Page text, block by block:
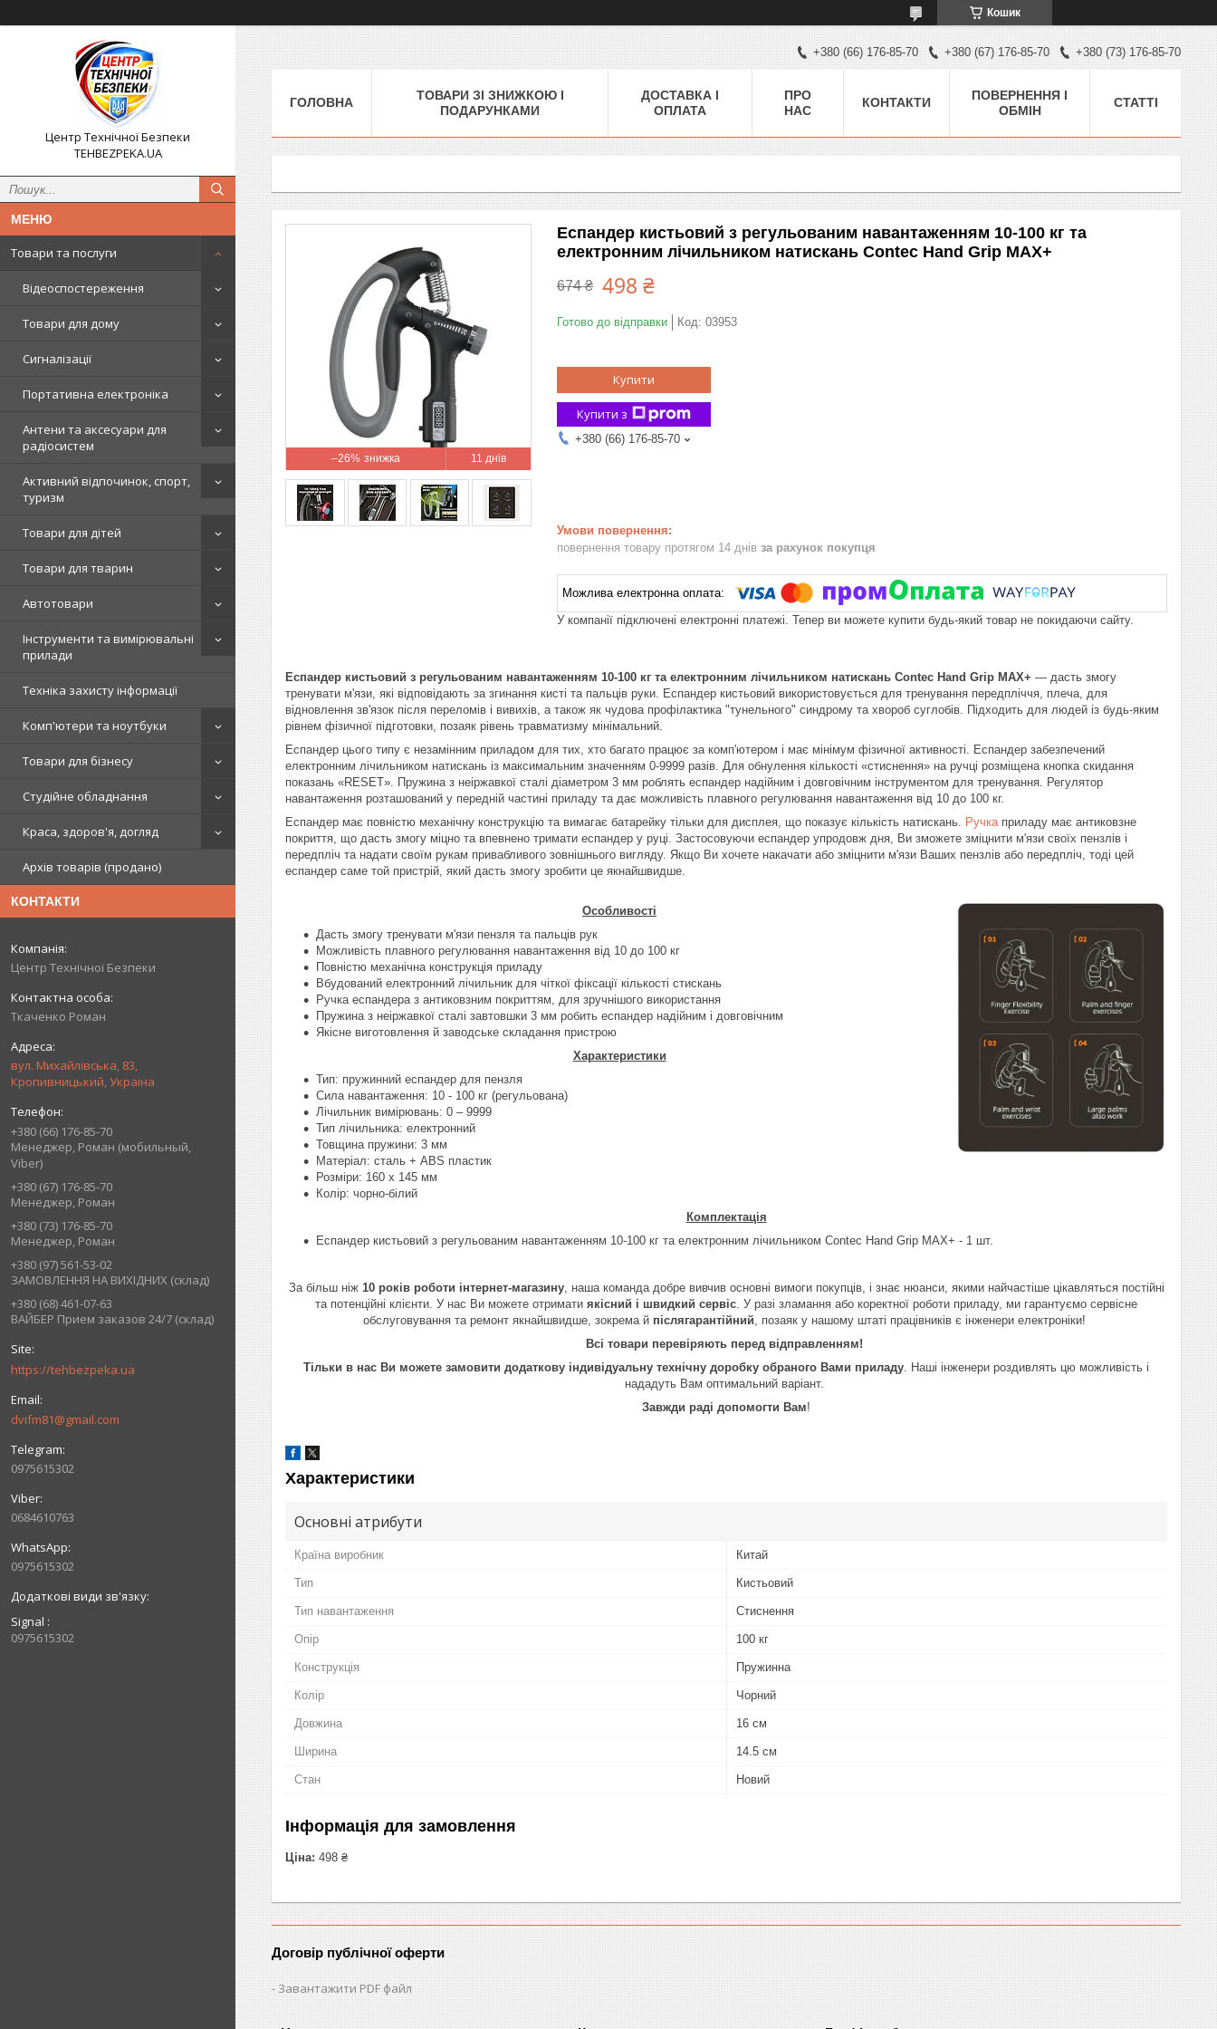
Кошик
Центр Технічної Безпеки
TEHBEZPEKA.UA
Товари та послуги
Відеоспостереження
Товари для дому
Сигналізації
Портативна електроніка
Антени та аксесуари для
радіосистем
Активний відпочинок, спорт,
туризм
Товари для дітей
Товари для тварин
Автотовари
Інструменти та вимірювальні
прилади
Техніка захисту інформації
Комп'ютери та ноутбуки
Товари для бізнесу
Студійне обладнання
Краса, здоров'я, догляд
Архів товарів (продано)
КОНТАКТИ
Центр Технічної Безпеки
Ткаченко Роман
вул. Михайлівська, 83,
Кропивницький, Україна
+380 (66) 176-85-70
Менеджер, Роман (мобильный,
Viber)
+380 (67) 176-85-70
Менеджер, Роман
+380 (73) 176-85-70
Менеджер, Роман
+380 (97) 561-53-02
ЗАМОВЛЕННЯ НА ВИХІДНИХ (склад)
+380 (68) 461-07-63
ВАЙБЕР Прием заказов 24/7 (склад)
https://tehbezpeka.ua
dvifm81@gmail.com
0975615302
0684610763
0975615302
Signal
0975615302
+380 (66) 176-85-70 +380 (67) 176-85-70 +380 (73) 176-85-70
ГОЛОВНА
ТОВАРИ ЗІ ЗНИЖКОЮ І
ПОДАРУНКАМИ
ДОСТАВКА І
ОПЛАТА
ПРО
НАС
КОНТАКТИ
ПОВЕРНЕННЯ І
ОБМІН
СТАТТІ
–26% 11 днів
Еспандер кистьовий з регульованим навантаженням 10-100 кг та
електронним лічильником натискань Contec Hand Grip MAX+
674 ₴ 498 ₴
Готово до відправки Код: 03953
Купити
Купити з
+380 (66) 176-85-70
повернення товару протягом 14 днів за рахунок покупця
У компанії підключені електронні платежі. Тепер ви можете купити будь-який товар не покидаючи сайту.
Еспандер кистьовий з регульованим навантаженням 10-100 кг та електронним лічильником натискань Contec Hand Grip MAX+ — дасть змогу
тренувати м'язи, які відповідають за згинання кисті та пальців руки. Еспандер кистьовий використовується для тренування передпліччя, плеча, для
відновлення зв'язок після переломів і вивихів, а також як чудова профілактика "тунельного" синдрому та хвороб суглобів. Підходить для людей із будь-яким
рівнем фізичної підготовки, позаяк рівень травматизму мінімальний.
Еспандер цього типу є незамінним приладом для тих, хто багато працює за комп'ютером і має мінімум фізичної активності. Еспандер забезпечений
електронним лічильником натискань із максимальним значенням 0-9999 разів. Для обнулення кількості «стиснення» на ручці розміщена кнопка скидання
показань «RESET». Пружина з неіржавкої сталі діаметром 3 мм роблять еспандер надійним і довговічним інструментом для тренування. Регулятор
навантаження розташований у передній частині приладу та дає можливість плавного регулювання навантаження від 10 до 100 кг.
Еспандер має повністю механічну конструкцію та вимагає батарейку тільки для дисплея, що показує кількість натискань.
Ручка приладу має антиковзне
покриття, що дасть змогу міцно та впевнено тримати еспандер у руці. Застосовуючи еспандер упродовж дня, Ви зможете зміцнити м'язи своїх пензлів і
передпліч та надати своїм рукам привабливого зовнішнього вигляду. Якщо Ви хочете накачати або зміцнити м'язи Ваших пензлів або передпліч, тоді цей
еспандер саме той пристрій, який дасть змогу зробити це якнайшвидше.
Особливості
Дасть змогу тренувати м'язи пензля та пальців рук
Можливість плавного регулювання навантаження від 10 до 100 кг
Повністю механічна конструкція приладу
Вбудований електронний лічильник для чіткої фіксації кількості стискань
Ручка еспандера з антиковзним покриттям, для зручнішого використання
Пружина з неіржавкої сталі завтовшки 3 мм робить еспандер надійним і довговічним
Якісне виготовлення й заводське складання пристрою
Характеристики
Тип: пружинний еспандер для пензля
Сила навантаження: 10 - 100 кг (регульована)
Лічильник вимірювань: 0 – 9999
Тип лічильника: електронний
Товщина пружини: 3 мм
Матеріал: сталь + ABS пластик
Розміри: 160 х 145 мм
Колір: чорно-білий
Комплектація
Еспандер кистьовий з регульованим навантаженням 10-100 кг та електронним лічильником Contec Hand Grip MAX+ - 1 шт.
За більш ніж 10 років роботи інтернет-магазину, наша команда добре вивчив основні вимоги покупців, і знає нюанси, якими найчастіше цікавляться постійні
та потенційні клієнти. У нас Ви можете отримати якісний і швидкий сервіс . У разі зламання або коректної роботи приладу, ми гарантуємо сервісне
обслуговування та ремонт якнайшвидше, зокрема й післягарантійний , позаяк у нашому штаті працівників є інженери електроніки!
Всі товари перевіряють перед відправленням!
Тільки в нас Ви можете замовити додаткову індивідуальну технічну доробку обраного Вами приладу . Наші інженери роздивлять цю можливість і
нададуть Вам оптимальний варіант.
Завжди раді допомогти Вам!
Характеристики
Основні атрибути
Країна виробник Китай
Тип Кистьовий
Тип навантаження Стиснення
Опір 100 кг
Конструкція Пружинна
Колір Чорний
Довжина 16 см
Ширина 14.5 см
Стан Новий
Інформація для замовлення
Ціна: 498 ₴
Договір публічної оферти
Завантажити PDF файл